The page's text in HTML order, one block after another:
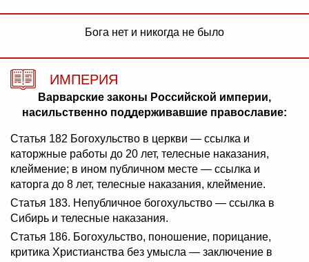
Бога нет и никогда не было
ИМПЕРИЯ
Варварские законы Российской империи,
насильственно поддерживавшие православие:
Статья 182 Богохульство в церкви — ссылка и
каторжные работы до 20 лет, телесные наказания,
клеймение; в ином публичном месте — ссылка и
каторга до 8 лет, телесные наказания, клеймение.
Статья 183. Непубличное богохульство — ссылка в
Сибирь и телесные наказания.
Статья 186. Богохульство, поношение, порицание,
критика Христианства без умысла — заключение в